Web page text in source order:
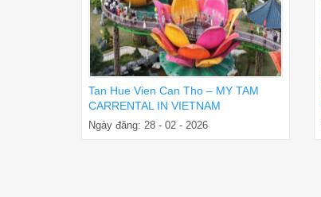
Tan Hue Vien Can Tho – MY TAM
CARRENTAL IN VIETNAM
Ngày đăng: 28 - 02 - 2026